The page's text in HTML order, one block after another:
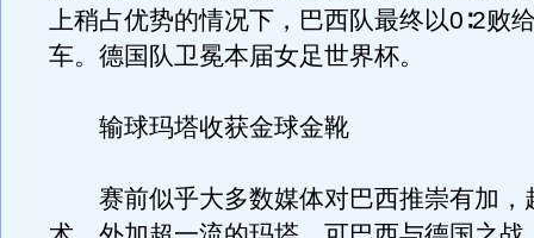
上稍占优势的情况下，巴西队最终以0∶2败
车。德国队卫冕本届女足世界杯。
输球玛塔收获金球金靴
赛前似乎大多数媒体对巴西推崇有加，